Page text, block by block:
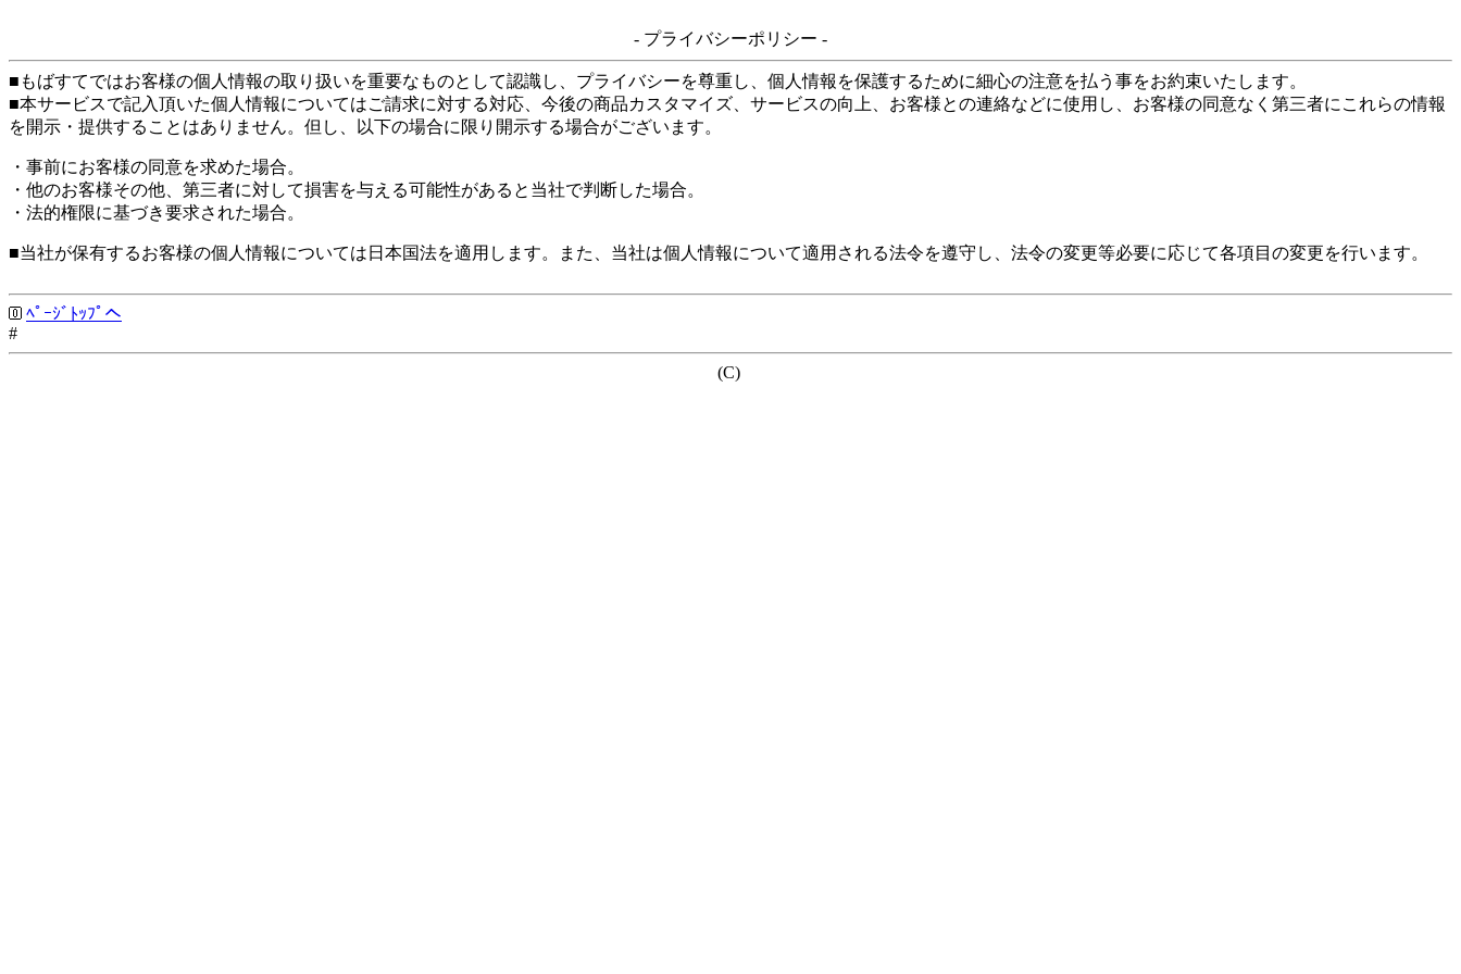
- プライバシーポリシー -
■もばすてではお客様の個人情報の取り扱いを重要なものとして認識し、プライバシーを尊重し、個人情報を保護するために細心の注意を払う事をお約束いたします。
■本サービスで記入頂いた個人情報についてはご請求に対する対応、今後の商品カスタマイズ、サービスの向上、お客様との連絡などに使用し、お客様の同意なく第三者にこれらの情報
を開示・提供することはありません。但し、以下の場合に限り開示する場合がございます。
・事前にお客様の同意を求めた場合。
・他のお客様その他、第三者に対して損害を与える可能性があると当社で判断した場合。
・法的権限に基づき要求された場合。
■当社が保有するお客様の個人情報については日本国法を適用します。また、当社は個人情報について適用される法令を遵守し、法令の変更等必要に応じて各項目の変更を行います。
ﾍﾟｰｼﾞﾄｯﾌﾟへ
#
(C)